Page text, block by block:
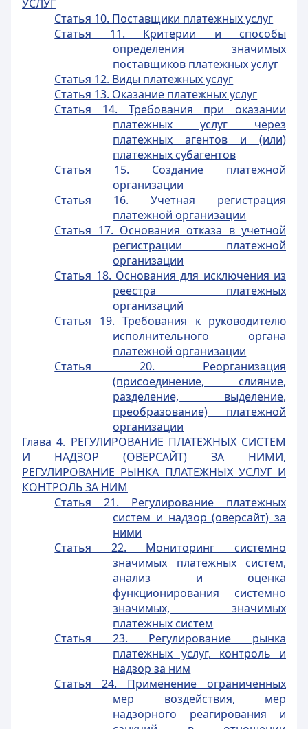
УСЛУГ
Статья 10. Поставщики платежных услуг
Статья 11. Критерии и способы
определения значимых
поставщиков платежных услуг
Статья 12. Виды платежных услуг
Статья 13. Оказание платежных услуг
Статья 14. Требования при оказании
платежных услуг через
платежных агентов и (или)
платежных субагентов
Статья 15. Создание платежной
организации
Статья 16. Учетная регистрация
платежной организации
Статья 17. Основания отказа в учетной
регистрации платежной
организации
Статья 18. Основания для исключения из
реестра платежных
организаций
Статья 19. Требования к руководителю
исполнительного органа
платежной организации
Статья 20. Реорганизация
(присоединение, слияние,
разделение, выделение,
преобразование) платежной
организации
Глава 4. РЕГУЛИРОВАНИЕ ПЛАТЕЖНЫХ СИСТЕМ
И НАДЗОР (ОВЕРСАЙТ) ЗА НИМИ,
РЕГУЛИРОВАНИЕ РЫНКА ПЛАТЕЖНЫХ УСЛУГ И
КОНТРОЛЬ ЗА НИМ
Статья 21. Регулирование платежных
систем и надзор (оверсайт) за
ними
Статья 22. Мониторинг системно
значимых платежных систем,
анализ и оценка
функционирования системно
значимых, значимых
платежных систем
Статья 23. Регулирование рынка
платежных услуг, контроль и
надзор за ним
Статья 24. Применение ограниченных
мер воздействия, мер
надзорного реагирования и